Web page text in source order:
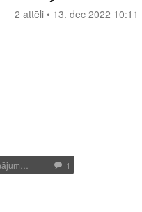
2 attēli • 13. dec 2022 10:11
1